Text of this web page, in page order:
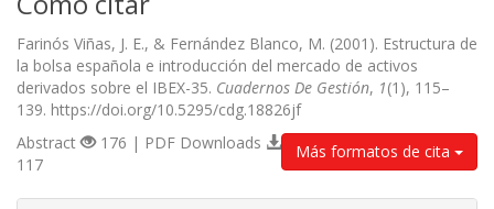
Farinós Viñas, J. E., & Fernández Blanco, M. (2001). Estructura de
la bolsa española e introducción del mercado de activos
derivados sobre el IBEX-35. Cuadernos De Gestión, 1(1), 115–
139. https://doi.org/10.5295/cdg.18826jf
Más formatos de cita
Abstract
176 | PDF Downloads
117